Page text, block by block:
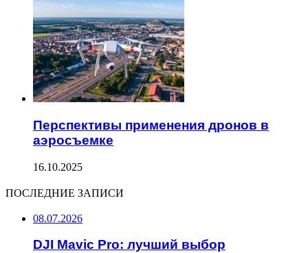
Перспективы применения дронов в
аэросъемке
16.10.2025
ПОСЛЕДНИЕ ЗАПИСИ
08.07.2026
DJI Mavic Pro: лучший выбор